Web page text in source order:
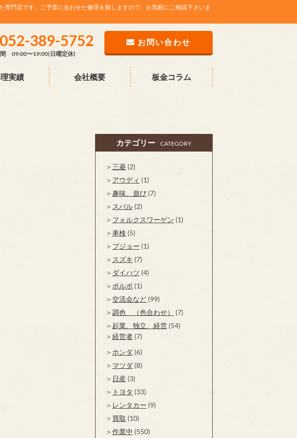
門店です。ご予算に合わせた修理を致しますので、お気軽にご相談下さいま
052-389-5752
09:00〜19:00(日曜定休)
お問い合わせ
実績 会社概要 板金コラム
カテゴリー CATEGORY
三菱 (2)
アウディ (1)
趣味、遊び (7)
スバル (2)
フォルクスワーゲン (1)
車検 (5)
プジョー (1)
スズキ (7)
ダイハツ (4)
ボルボ (1)
交流会など (99)
調色 （色合わせ）
(7)
起業、独立、経営 (54)
経営者 (7)
ホンダ (6)
マツダ (8)
日産 (3)
トヨタ (33)
レンタカー (9)
買取 (10)
作業中 (550)